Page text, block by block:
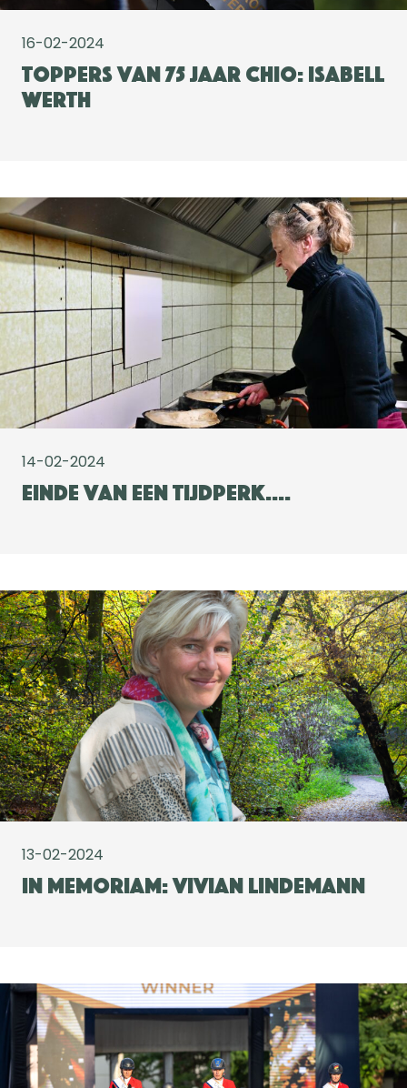
16-02-2024
Toppers van 75 jaar CHIO: Isabell
Werth
14-02-2024
Einde van een tijdperk....
13-02-2024
In Memoriam: Vivian Lindemann